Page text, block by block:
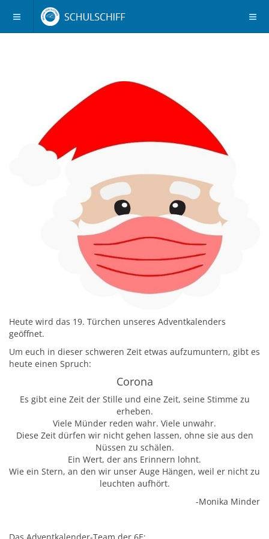
Heute wird das 19. Türchen unseres Adventkalenders
geöffnet.
Um euch in dieser schweren Zeit etwas aufzumuntern, gibt es
heute einen Spruch:
Corona
Es gibt eine Zeit der Stille und eine Zeit, seine Stimme zu
erheben.
Viele Münder reden wahr. Viele unwahr.
Diese Zeit dürfen wir nicht gehen lassen, ohne sie aus den
Nüssen zu schälen.
Ein Wert, der ans Erinnern lohnt.
Wie ein Stern, an den wir unser Auge Hängen, weil er nicht zu
leuchten aufhört.
-Monika Minder